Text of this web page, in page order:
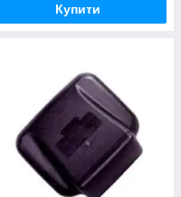
Купити